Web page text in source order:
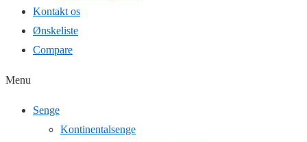
Kontakt os
Ønskeliste
Compare
Menu
Senge
Kontinentalsenge